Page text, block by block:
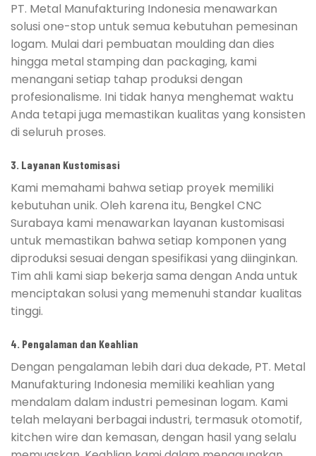
PT. Metal Manufakturing Indonesia menawarkan
solusi one-stop untuk semua kebutuhan pemesinan
logam. Mulai dari pembuatan moulding dan dies
hingga metal stamping dan packaging, kami
menangani setiap tahap produksi dengan
profesionalisme. Ini tidak hanya menghemat waktu
Anda tetapi juga memastikan kualitas yang konsisten
di seluruh proses.
3. Layanan Kustomisasi
Kami memahami bahwa setiap proyek memiliki
kebutuhan unik. Oleh karena itu, Bengkel CNC
Surabaya kami menawarkan layanan kustomisasi
untuk memastikan bahwa setiap komponen yang
diproduksi sesuai dengan spesifikasi yang diinginkan.
Tim ahli kami siap bekerja sama dengan Anda untuk
menciptakan solusi yang memenuhi standar kualitas
tinggi.
4. Pengalaman dan Keahlian
Dengan pengalaman lebih dari dua dekade, PT. Metal
Manufakturing Indonesia memiliki keahlian yang
mendalam dalam industri pemesinan logam. Kami
telah melayani berbagai industri, termasuk otomotif,
kitchen wire dan kemasan, dengan hasil yang selalu